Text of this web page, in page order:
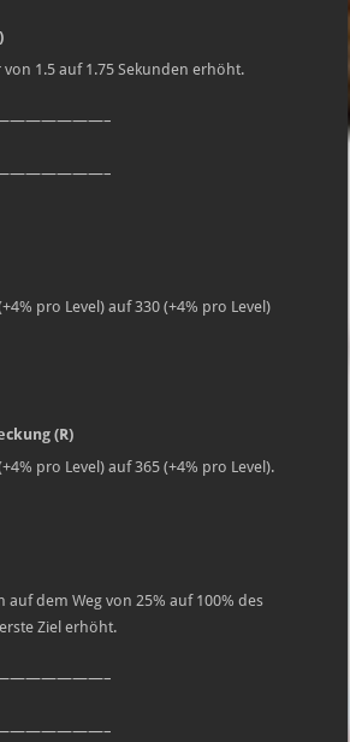
1.5 auf 1.75 Sekunden erhöht.
pro Level) auf 330 (+4% pro Level)
(R)
pro Level) auf 365 (+4% pro Level).
auf dem Weg von 25% auf 100% des
Ziel erhöht.